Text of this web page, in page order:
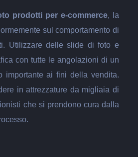
prodotti per e-commerce, la
sul comportamento di
Utilizzare delle slide di foto e
con tutte le angolazioni di un
importante ai fini della vendita.
in attrezzature da migliaia di
che si prendono cura dalla